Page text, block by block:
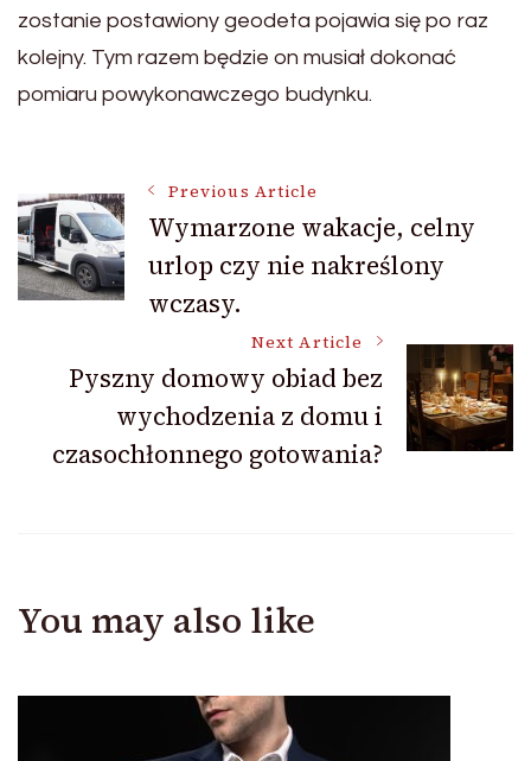
zostanie postawiony geodeta pojawia się po raz
kolejny. Tym razem będzie on musiał dokonać
pomiaru powykonawczego budynku.
Post
Navigation
Previous Article
Wymarzone wakacje, celny
urlop czy nie nakreślony
wczasy.
Next Article
Pyszny domowy obiad bez
wychodzenia z domu i
czasochłonnego gotowania?
You may also like